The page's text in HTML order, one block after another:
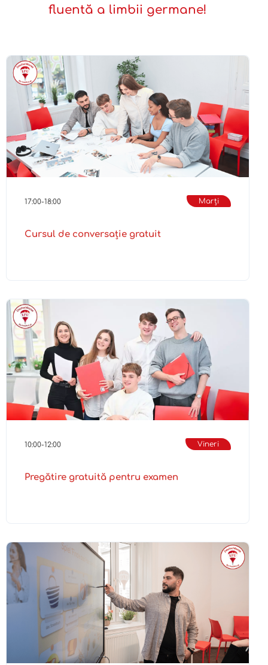
fluentă a limbii germane!
17:00-18:00 Marți
Cursul de conversație gratuit
10:00-12:00 Vineri
Pregătire gratuită pentru examen